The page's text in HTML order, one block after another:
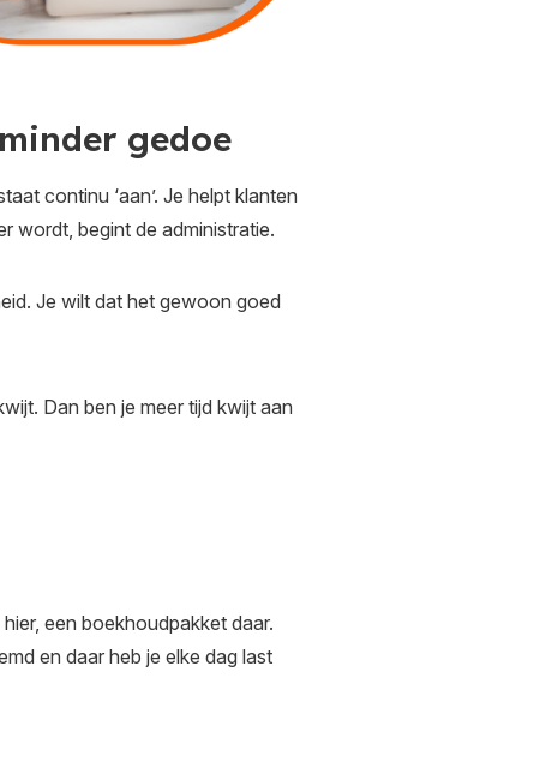
gedoe
continu ‘aan’. Je helpt klanten
wordt, begint de administratie.
Je wilt dat het gewoon goed
Dan ben je meer tijd kwijt aan
een boekhoudpakket daar.
en daar heb je elke dag last